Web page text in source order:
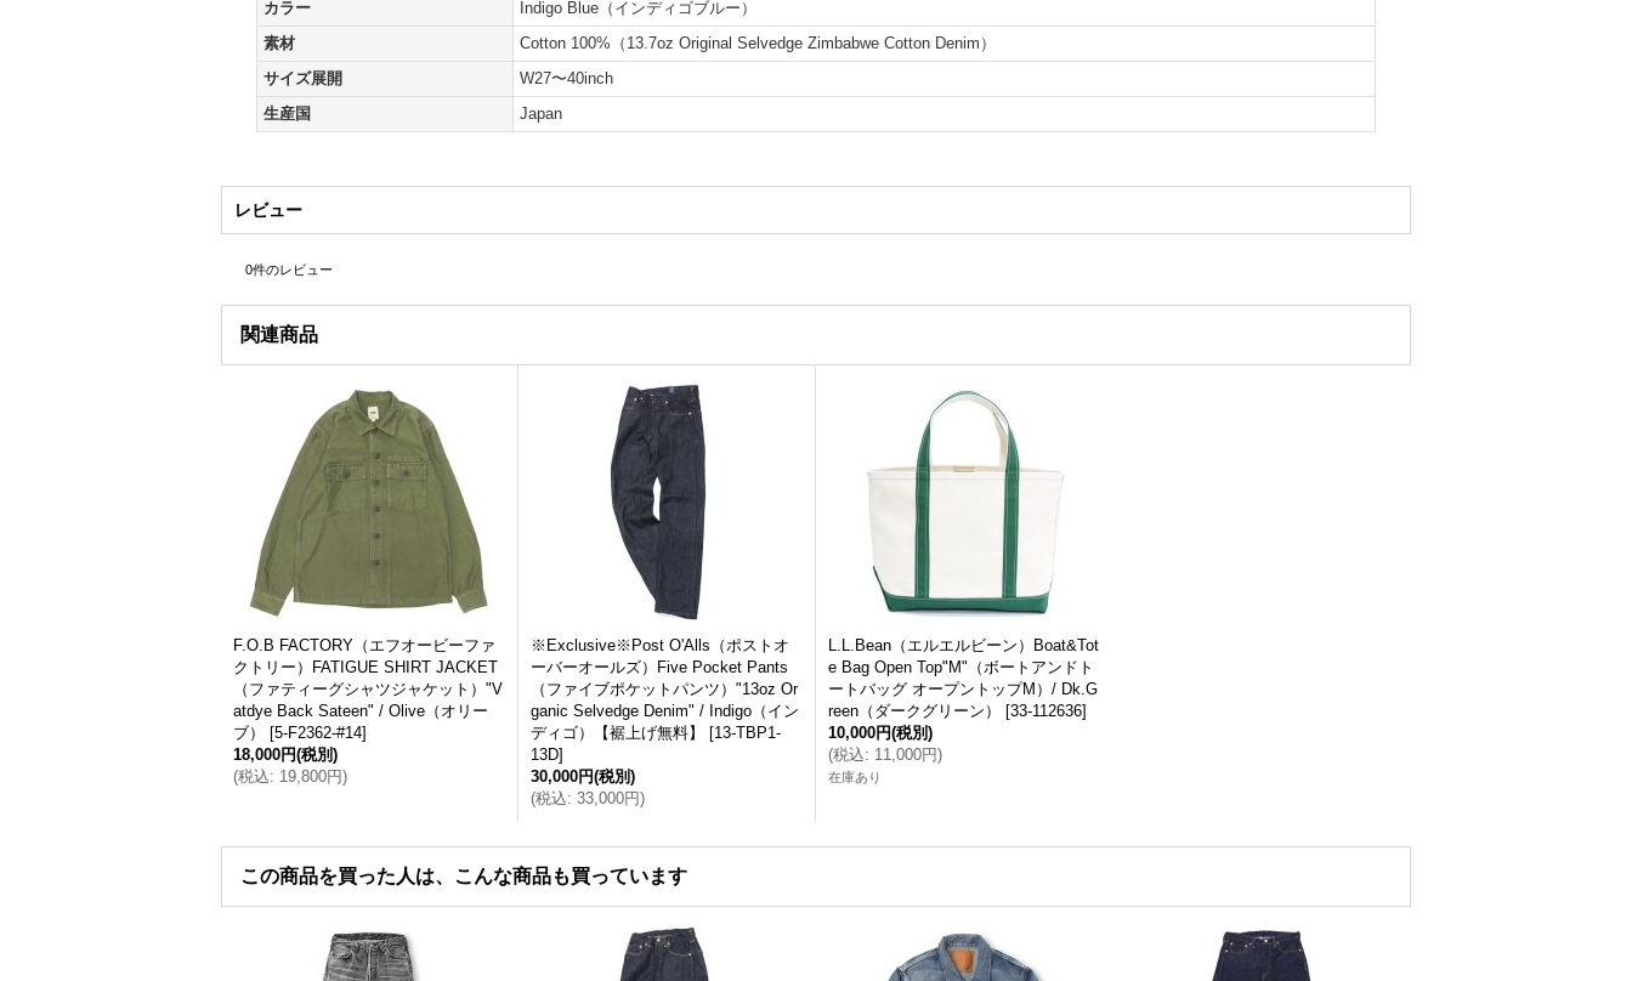
カラー
Indigo Blue（インディゴブルー）
素材
Cotton 100%（13.7oz Original Selvedge Zimbabwe Cotton Denim）
サイズ展開
W27〜40inch
生産国
Japan
レビュー
0件のレビュー
関連商品
F.O.B FACTORY（エフオービーファ
クトリー）FATIGUE SHIRT JACKET
（ファティーグシャツジャケット）"V
atdye Back Sateen" / Olive（オリー
ブ）
[5-F2362-#14]
18,000円(税別)
(税込: 19,800円)
※Exclusive※Post O'Alls（ポストオ
ーバーオールズ）Five Pocket Pants
（ファイブポケットパンツ）"13oz Or
ganic Selvedge Denim" / Indigo（イン
ディゴ）【裾上げ無料】
[13-TBP1-
13D]
30,000円(税別)
(税込: 33,000円)
L.L.Bean（エルエルビーン）Boat&Tot
e Bag Open Top"M"（ボートアンドト
ートバッグ オープントップM）/ Dk.G
reen（ダークグリーン）
[33-112636]
10,000円(税別)
(税込: 11,000円)
在庫あり
この商品を買った人は、こんな商品も買っています